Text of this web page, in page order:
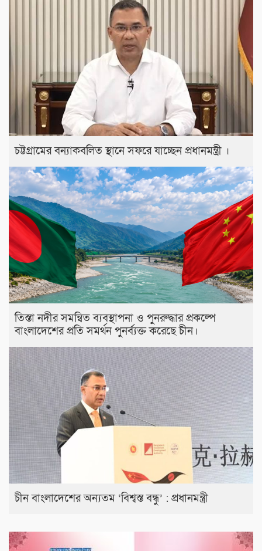
চট্টগ্রামের বন্যাকবলিত স্থানে সফরে যাচ্ছেন প্রধানমন্ত্রী ।
তিস্তা নদীর সমন্বিত ব্যবস্থাপনা ও পুনরুদ্ধার প্রকল্পে
বাংলাদেশের প্রতি সমর্থন পুনর্ব্যক্ত করেছে চীন।
চীন বাংলাদেশের অন্যতম ‘বিশ্বস্ত বন্ধু’ : প্রধানমন্ত্রী